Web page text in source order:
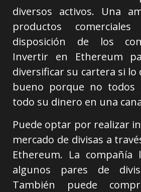
diversos activos. Una
productos
disposición de los
Invertir en Ethereum
diversificar su cartera si lo
bueno porque no todos
todo su dinero en una
Puede optar por realizar
mercado de divisas a
Ethereum. La compañía
algunos pares de
También puede